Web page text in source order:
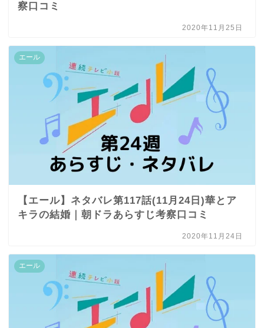
察口コミ
2020年11月25日
エール
【エール】ネタバレ第117話(11月24日)華とア
キラの結婚｜朝ドラあらすじ考察口コミ
2020年11月24日
エール